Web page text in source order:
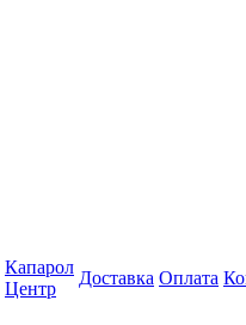
Капарол
Центр
Доставка Оплата